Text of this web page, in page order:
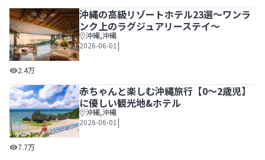
沖縄の高級リゾートホテル23選～ワンランク上のラグジュ
2.4万
沖縄の高級リゾートホテル23選～ワンラ
ンク上のラグジュアリーステイ～
沖縄,沖縄
2026-06-01 |
赤ちゃんと楽しむ沖縄旅行【0～2歳児】に優しい観光地&
7.7万
赤ちゃんと楽しむ沖縄旅行【0～2歳児】
に優しい観光地&ホテル
沖縄,沖縄
2026-06-01 |